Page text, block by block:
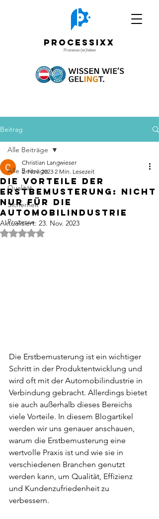
Processixx
Prozesse (er)leben
Beitrag
Alle Beiträge
Qualität
Sicherheit
Prozesse
Alle Beiträge
Die Vorteile der
Erstbemusterung: Nicht
nur für die
Automobilindustrie
Christian Langwieser
2. Nov. 2023 2 Min. Lesezeit
Aktualisiert: 23. Nov. 2023
Mit NaN von 5 Sternen bewertet.
Die Erstbemusterung ist ein wichtiger
Schritt in der Produktentwicklung und
wird oft mit der Automobilindustrie in
Verbindung gebracht. Allerdings bietet
sie auch außerhalb dieses Bereichs
viele Vorteile. In diesem Blogartikel
werden wir uns genauer anschauen,
warum die Erstbemusterung eine
wertvolle Praxis ist und wie sie in
verschiedenen Branchen genutzt
werden kann, um Qualität, Effizienz
und Kundenzufriedenheit zu
verbessern.